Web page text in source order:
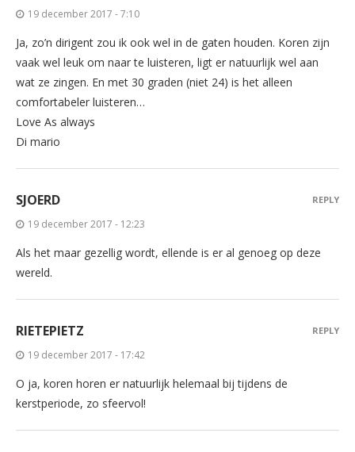
19 december 2017 - 7:10
Ja, zo’n dirigent zou ik ook wel in de gaten houden. Koren zijn
vaak wel leuk om naar te luisteren, ligt er natuurlijk wel aan
wat ze zingen. En met 30 graden (niet 24) is het alleen
comfortabeler luisteren…
Love As always
Di mario
SJOERD
19 december 2017 - 12:23
Als het maar gezellig wordt, ellende is er al genoeg op deze
wereld.
REPLY
RIETEPIETZ
19 december 2017 - 17:42
O ja, koren horen er natuurlijk helemaal bij tijdens de
kerstperiode, zo sfeervol!
REPLY